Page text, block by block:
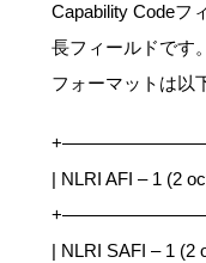
Capability Codeフ
長フィールドです。
フォーマットは以
| NLRI AFI – 1 (2
| NLRI SAFI – 1 (2